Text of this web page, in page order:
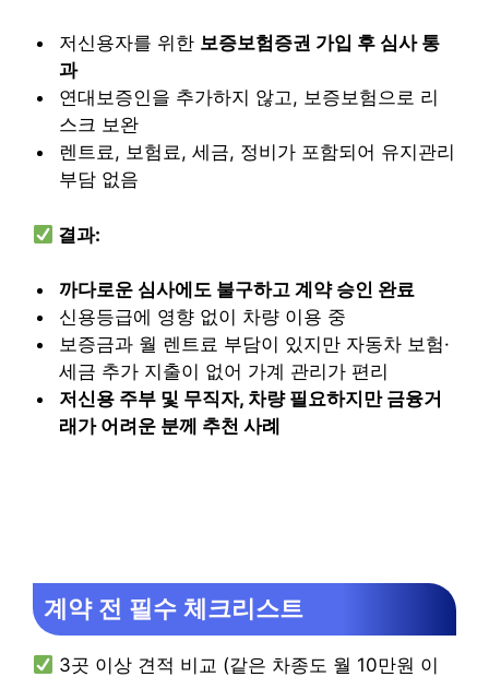
저신용자를 위한 보증보험증권 가입 후 심사 통
과
연대보증인을 추가하지 않고, 보증보험으로 리
스크 보완
렌트료, 보험료, 세금, 정비가 포함되어 유지관리
부담 없음
결과:
까다로운 심사에도 불구하고 계약 승인 완료
신용등급에 영향 없이 차량 이용 중
보증금과 월 렌트료 부담이 있지만 자동차 보험·
세금 추가 지출이 없어 가계 관리가 편리
저신용 주부 및 무직자, 차량 필요하지만 금융거
래가 어려운 분께 추천 사례
계약 전 필수 체크리스트
3곳 이상 견적 비교 (같은 차종도 월 10만원 이